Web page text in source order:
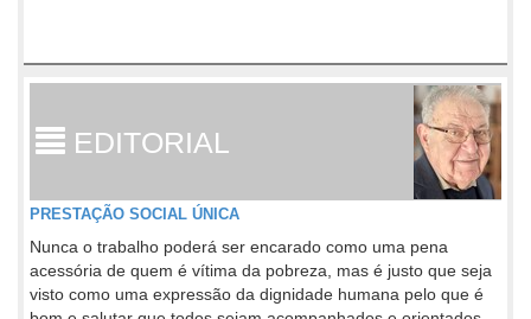
EDITORIAL
PRESTAÇÃO SOCIAL ÚNICA
Nunca o trabalho poderá ser encarado como uma pena
acessória de quem é vítima da pobreza, mas é justo que seja
visto como uma expressão da dignidade humana pelo que é